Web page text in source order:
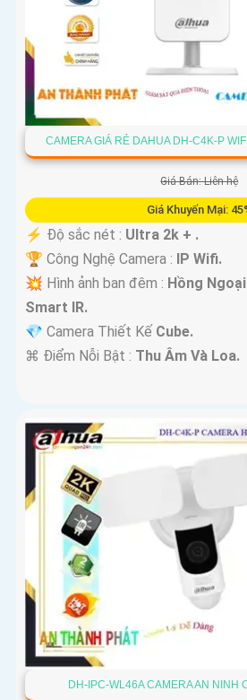
CAMERA GIÁ RẺ DAHUA DH-C4K-P
Giá Bán: Liên hệ
Giá Khuyến Mại:
️⚡ Độ sắc nét : Ultra 2k + .
🏆 Công Nghệ Camera :
IP Wifi.
💥 Hình ảnh ban đêm : Hồng
Smart IR.
💎 Camera Thiết Kế Cube.
️⌘ Điểm Nỗi Bật : Thu Âm Và Loa.
DH-IPC-WL46A CAMERA AN NINH